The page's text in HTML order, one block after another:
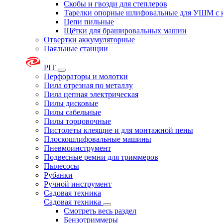
Скобы и гвозди для степлеров
Тарелки опорные шлифовальные для УШМ с
Цепи пильные
Щётки для брашировальных машин
Отвертки аккумуляторные
Паяльные станции
PIT
Перфораторы и молотки
Пила отрезная по металлу
Пила цепная электрическая
Пилы дисковые
Пилы сабельные
Пилы торцовочные
Пистолеты клеящие и для монтажной пены
Плоскошлифовальные машины
Пневмоинструмент
Подвесные ремни для триммеров
Пылесосы
Рубанки
Ручной инструмент
Садовая техника
Садовая техника
Смотреть весь раздел
Бензотриммеры